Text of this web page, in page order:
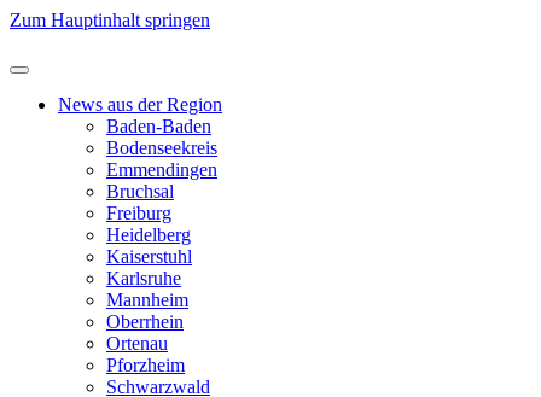
Zum Hauptinhalt springen
News aus der Region
Baden-Baden
Bodenseekreis
Emmendingen
Bruchsal
Freiburg
Heidelberg
Kaiserstuhl
Karlsruhe
Mannheim
Oberrhein
Ortenau
Pforzheim
Schwarzwald